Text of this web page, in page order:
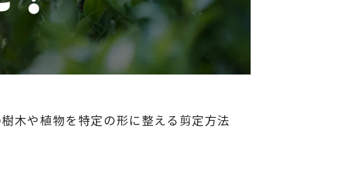
木や植物を特定の形に整える剪定方法